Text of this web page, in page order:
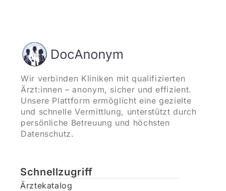
Wir verbinden Kliniken mit qualifizierten
Ärzt:innen – anonym, sicher und effizient.
Unsere Plattform ermöglicht eine gezielte
und schnelle Vermittlung, unterstützt durch
persönliche Betreuung und höchsten
Datenschutz.
Schnellzugriff
Ärztekatalog